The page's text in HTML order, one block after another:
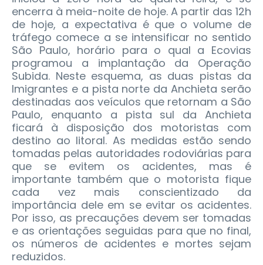
encerra à meia-noite de hoje. A partir das 12h
de hoje, a expectativa é que o volume de
tráfego comece a se intensificar no sentido
São Paulo, horário para o qual a Ecovias
programou a implantação da Operação
Subida. Neste esquema, as duas pistas da
Imigrantes e a pista norte da Anchieta serão
destinadas aos veículos que retornam a São
Paulo, enquanto a pista sul da Anchieta
ficará à disposição dos motoristas com
destino ao litoral. As medidas estão sendo
tomadas pelas autoridades rodoviárias para
que se evitem os acidentes, mas é
importante também que o motorista fique
cada vez mais conscientizado da
importância dele em se evitar os acidentes.
Por isso, as precauções devem ser tomadas
e as orientações seguidas para que no final,
os números de acidentes e mortes sejam
reduzidos.